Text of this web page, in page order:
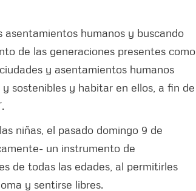
asentamientos humanos y buscando
de las generaciones presentes como
y asentamientos humanos
y sostenibles y habitar en ellos, a fin de
niñas, el pasado domingo 9 de
un instrumento de
de todas las edades, al permitirles
y sentirse libres.